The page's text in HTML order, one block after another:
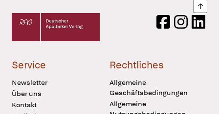
Deutscher Apotheker Verlag Logo
FacebookInstagram
Service
Newsletter
Über uns
Kontakt
Rechtliches
Allgemeine
Geschäftsbedingungen
Allgemeine